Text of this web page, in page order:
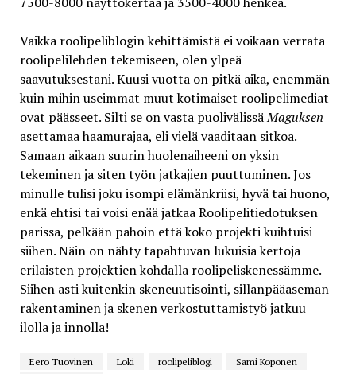
Vaikka roolipeliblogin kehittämistä ei voikaan verrata
roolipelilehden tekemiseen, olen ylpeä
saavutuksestani. Kuusi vuotta on pitkä aika, enemmän
kuin mihin useimmat muut kotimaiset roolipelimediat
ovat päässeet. Silti se on vasta puolivälissäMaguksen
asettamaa haamurajaa, eli vielä vaaditaan sitkoa.
Samaan aikaan suurin huolenaiheeni on yksin
tekeminen ja siten työn jatkajien puuttuminen. Jos
minulle tulisi joku isompi elämänkriisi, hyvä tai huono,
enkä ehtisi tai voisi enää jatkaa Roolipelitiedotuksen
parissa, pelkään pahoin että koko projekti kuihtuisi
siihen. Näin on nähty tapahtuvan lukuisia kertoja
erilaisten projektien kohdalla roolipeliskenessämme.
Siihen asti kuitenkin skeneuutisointi, sillanpääaseman
rakentaminen ja skenen verkostuttamistyö jatkuu
ilolla ja innolla!
Eero Tuovinen Loki roolipeliblogi
Sami Koponen